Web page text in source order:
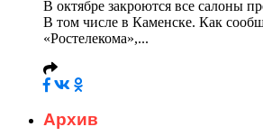
В октябре закроются все салоны
В том числе в Каменске. Как
«Ростелекома»,...
Архив